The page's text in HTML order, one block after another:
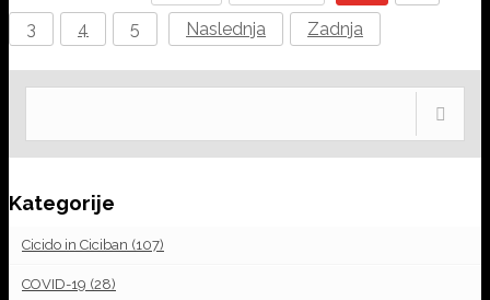
3
4 5 Naslednja Zadnja
Kategorije
Cicido in Ciciban (107)
COVID-19 (28)